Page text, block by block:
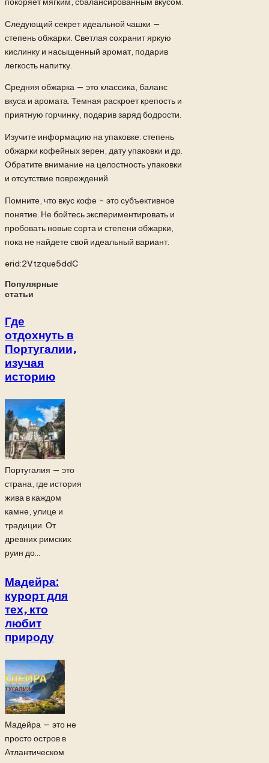
Следующий секрет идеальной чашки —
степень обжарки. Светлая сохранит яркую
кислинку и насыщенный аромат, подарив
легкость напитку.
Средняя обжарка — это классика, баланс
вкуса и аромата. Темная раскроет крепость и
приятную горчинку, подарив заряд бодрости.
Изучите информацию на упаковке: степень
обжарки кофейных зерен, дату упаковки и др.
Обратите внимание на целостность упаковки
и отсутствие повреждений.
Помните, что вкус кофе – это субъективное
понятие. Не бойтесь экспериментировать и
пробовать новые сорта и степени обжарки,
пока не найдете свой идеальный вариант.
erid:2Vtzque5ddC
Популярные
статьи
Где
отдохнуть в
Португалии,
изучая
историю
Португалия — это
страна, где история
жива в каждом
камне, улице и
традиции. От
древних римских
руин до...
Мадейра:
курорт для
тех, кто
любит
природу
Мадейра — это не
просто остров в
Атлантическом